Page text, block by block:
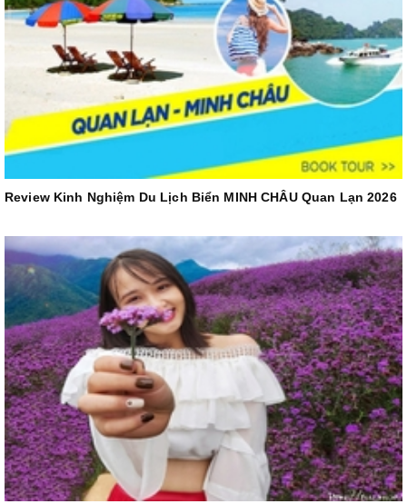
Review Kinh Nghiệm Du Lịch Biển MINH CHÂU Quan Lạn 2026